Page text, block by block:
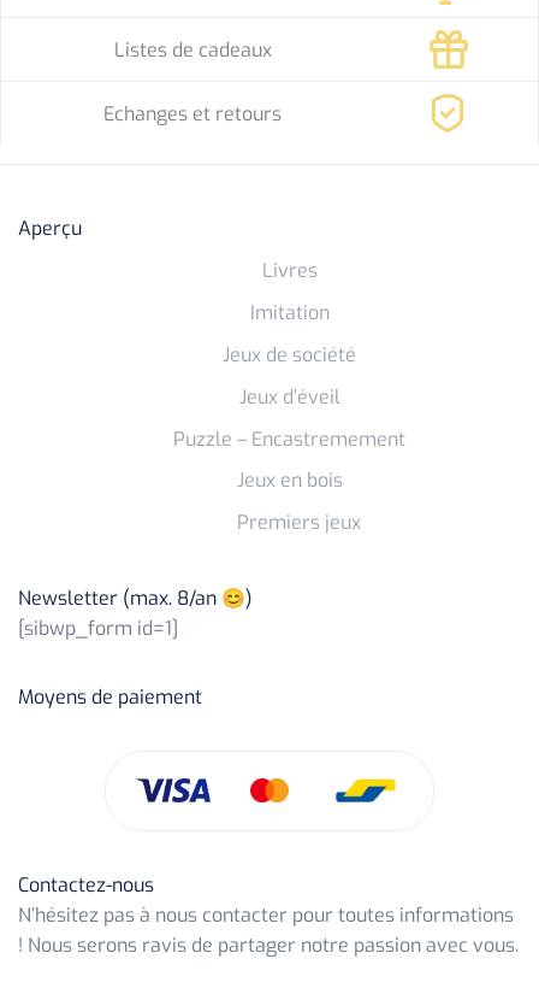
Listes de cadeaux
Echanges et retours
Aperçu
Livres
Imitation
Jeux de société
Jeux d’éveil
Puzzle – Encastremement
Jeux en bois
Premiers jeux
Newsletter (max. 8/an 😊)
[sibwp_form id=1]
Moyens de paiement
Contactez-nous
N’hésitez pas à nous contacter pour toutes informations
! Nous serons ravis de partager notre passion avec vous.